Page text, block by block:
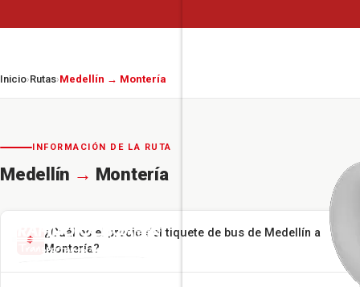
Inicio›Rutas›Medellín → Montería
INFORMACIÓN DE LA RUTA
Medellín → Montería
¿Cuál es el precio del tiquete de bus de Medellín a
Montería?